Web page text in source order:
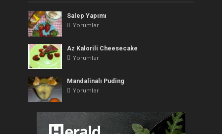
Salep Yapımı
Yorumlar
Az Kalorili Cheesecake
Yorumlar
Mandalinalı Puding
Yorumlar